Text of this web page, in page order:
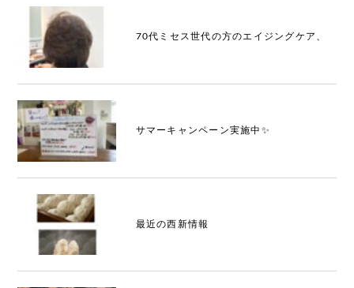
70代ミセス世代の方のエイジングケア、
サマーキャンペーン実施中✨
最近の西新情報